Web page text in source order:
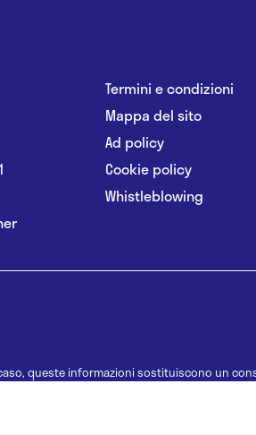
Termini e condizioni
Mappa del sito
Ad policy
Cookie policy
Whistleblowing
queste informazioni sostituiscono un
come suggerimenti per la formulazione